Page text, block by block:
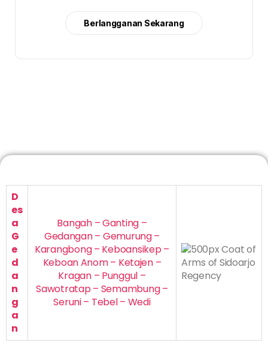
Berlangganan Sekarang
D
es
a
G
e
d
a
n
g
a
n
Bangah – Ganting –
Gedangan – Gemurung –
Karangbong – Keboansikep –
Keboan Anom – Ketajen –
Kragan – Punggul –
Sawotratap – Semambung –
Seruni – Tebel – Wedi